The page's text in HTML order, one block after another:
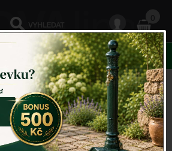
0
KATEGORIE
->Dárky pro muže->Otvírák na lahve